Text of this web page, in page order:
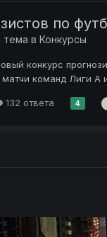
по
тема в Конкурсы
конкурс
команд Лиги А
132 ответа 4